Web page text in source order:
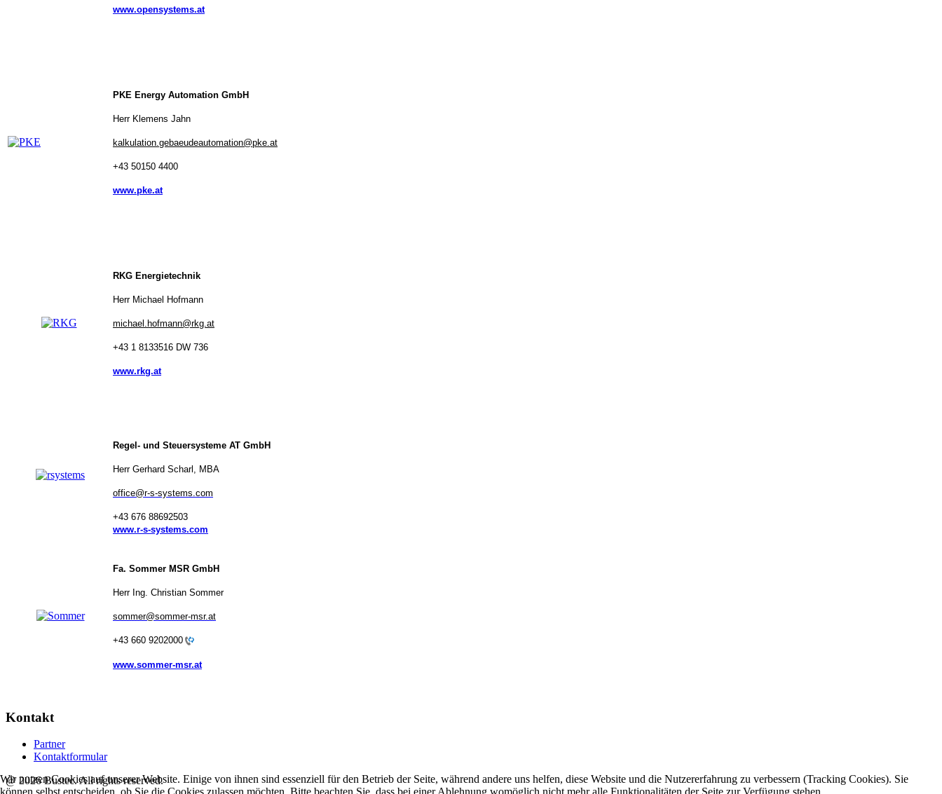
www.opensystems.at
PKE Energy Automation GmbH
Herr Klemens Jahn
kalkulation.gebaeudeautomation@pke.at
+43 50150 4400
www.pke.at
RKG Energietechnik
Herr Michael Hofmann
michael.hofmann@rkg.at
+43 1 8133516 DW 736
www.rkg.at
Regel- und Steuersysteme AT GmbH
Herr Gerhard Scharl, MBA
office@r-s-systems.com
+43 676 88692503
www.r-s-systems.com
Fa. Sommer MSR GmbH
Herr Ing. Christian Sommer
sommer@sommer-msr.at
+43 660 9202000
www.sommer-msr.at
Kontakt
Partner
Kontaktformular
@ 2026 Bustec. All rights reserved.
Wir nutzen Cookies auf unserer Website. Einige von ihnen sind essenziell für den Betrieb der Seite, während andere uns helfen, diese Website und die Nutzererfahrung zu verbessern (Tracking Cookies). Sie
können selbst entscheiden, ob Sie die Cookies zulassen möchten. Bitte beachten Sie, dass bei einer Ablehnung womöglich nicht mehr alle Funktionalitäten der Seite zur Verfügung stehen.